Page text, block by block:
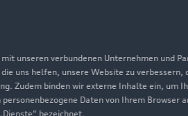
unseren verbundenen Unternehmen und
uns helfen, unsere Website zu
Zudem binden wir externe Inhalte ein, um
Daten von Ihrem Browser
bezeichnet.